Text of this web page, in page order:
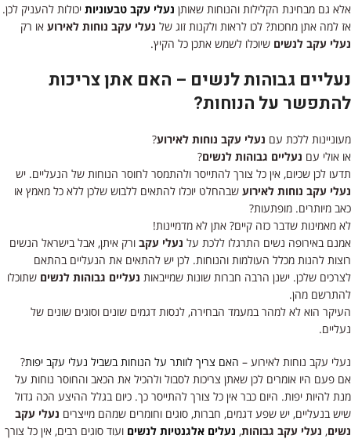
אלא גם מבחינת הקלילות והנוחות שאותן נעלי עקב טבעוניות יכולות להעניק לכן.
אז למה אתן מחכות? לכו לראות ולקנות זוג של נעלי עקב נוחות לאירוע או רק
נעלי עקב לנשים שיוכלו לשמש אתכן כל הקיץ.
נעליים גבוהות לנשים – האם אתן צריכות
להתפשר על הנוחות?
מעוניינות ללכת עם נעלי עקב נוחות לאירוע?
או אולי עם נעליים גבוהות לנשים?
תדעו לכן שכיום, אין כל צורך להתייסר ולהתמסר לחוסר הנוחות של הנעליים. יש
נעלי עקב נוחות לאירוע שבהחלט יוכלו להתאים ללבוש שלכן ללא כל מאמץ או
כאב מיותרים. מופתעות?
לא מאמינות שדבר כזה קיים? אתן לא מדמיינות!
אמנם באירופה נשים התרגלו ללכת על נעלי עקב ורק איתן, אבל בישראל הנשים
רוצות להנות מכלל העולמות והנוחות. לכן יש להתאים את הנעליים בהתאם
לצרכים שלכן. ישנן הרבה חברות שונות שמייבאות נעליים גבוהות לנשים שתוכלו
להתרשם מהן.
העיקר הוא לא למהר במעמד הבחירה, לנסות דגמים שונים וסוגים שונים של
נעליים.
נעלי עקב נוחות לאירוע – האם צריך לוותר על הנוחות בשביל נעלי עקב יפות?
אם פעם היו אומרים לכן שאתן צריכות לסבול ולהכיל את הכאב והחוסר נוחות על
מנת להיות יפות. היום כבר אין כל צורך להתייסר כך. כיום בגלל ההיצע הכה גדול
שיש בנעליים, יש שפע דגמים, חברות, סוגים וחומרים שמהם מייצרים נעלי עקב
נשים, נעלי עקב גבוהות, נעלים אלגנטיות לנשים ועוד סוגים רבים, אין כל צורך